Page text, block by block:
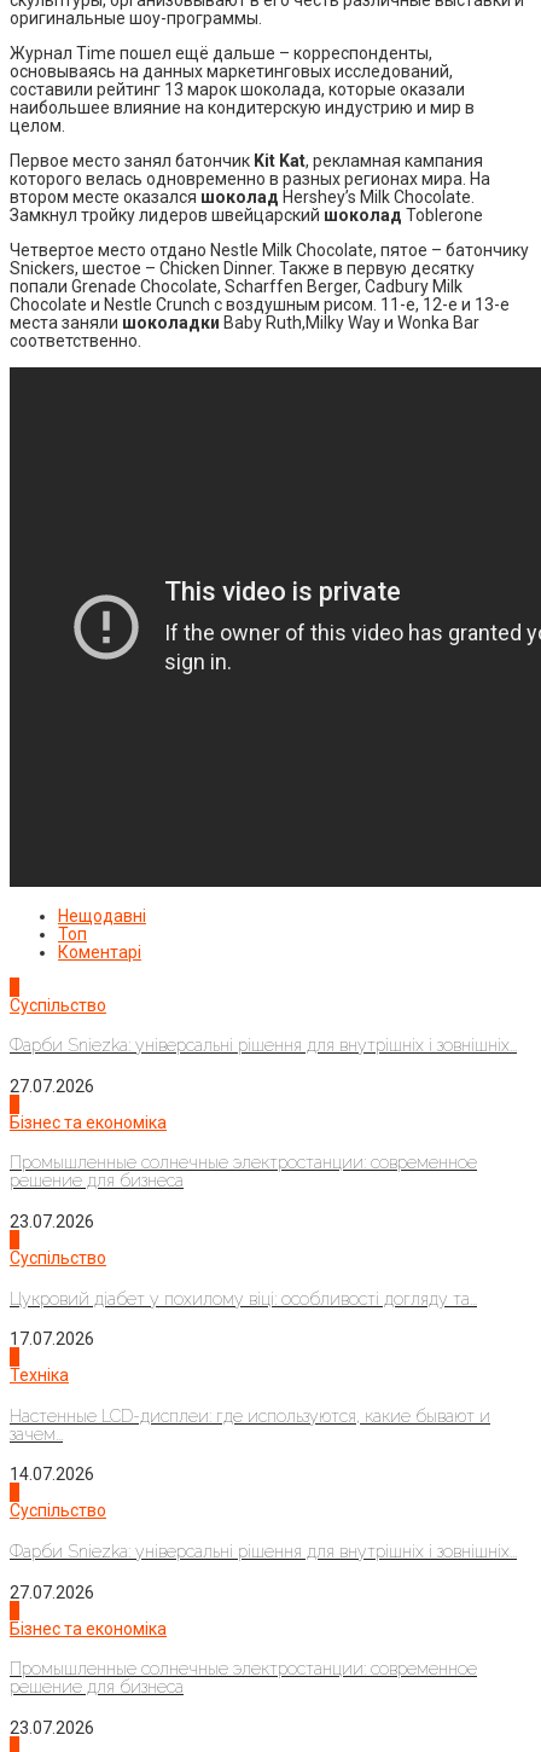
оригинальные шоу-программы.
Журнал Time пошел ещё дальше – корреспонденты,
основываясь на данных маркетинговых исследований,
составили рейтинг 13 марок шоколада, которые оказали
наибольшее влияние на кондитерскую индустрию и мир в
целом.
Первое место занял батончик Kit Kat, рекламная кампания
которого велась одновременно в разных регионах мира. На
втором месте оказался шоколад Hershey’s Milk Chocolate.
Замкнул тройку лидеров швейцарский шоколад Toblerone
Четвертое место отдано Nestle Milk Chocolate, пятое – батончику
Snickers, шестое – Chicken Dinner. Также в первую десятку
попали Grenade Chocolate, Scharffen Berger, Cadbury Milk
Chocolate и Nestle Crunch с воздушным рисом. 11-е, 12-е и 13-е
места заняли шоколадки Baby Ruth,Milky Way и Wonka Bar
соответственно.
Нещодавні
Топ
Коментарі
Суспільство
Фарби Sniezka: універсальні рішення для внутрішніх і зовнішніх...
27.07.2026
Бізнес та економіка
Промышленные солнечные электростанции: современное
решение для бизнеса
23.07.2026
Суспільство
Цукровий діабет у похилому віці: особливості догляду та...
17.07.2026
Техніка
Настенные LCD-дисплеи: где используются, какие бывают и
зачем...
14.07.2026
Суспільство
Фарби Sniezka: універсальні рішення для внутрішніх і зовнішніх...
27.07.2026
Бізнес та економіка
Промышленные солнечные электростанции: современное
решение для бизнеса
23.07.2026